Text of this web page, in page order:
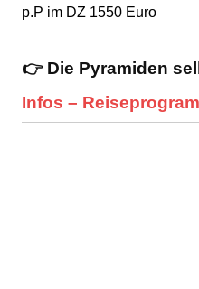
p.P im DZ 1550 Euro
👉 Die Pyramiden
Infos –